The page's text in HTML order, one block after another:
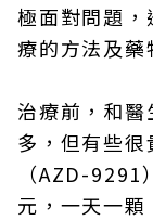
極面對問題
療的方法及藥
治療前，和
多，但有些
（AZD-
元，一天一